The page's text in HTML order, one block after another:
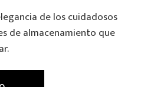
de los cuidadosos
de almacenamiento que